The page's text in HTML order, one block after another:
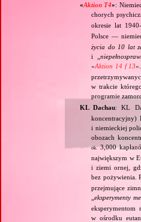
«Aktion T4»:
chorych
okresie lat
Polsce —
życia do 10 lat
i „
«Aktion 14 f 13
w trakcie
programie
KL Dachau: KL
koncentracyjny)
i niemieckiej
obozach
ok.3,000
największym w
i ziemi ornej,
bez pożywienia.
przejmujące
„eksperymenty
eksperymentom
w ośrodku